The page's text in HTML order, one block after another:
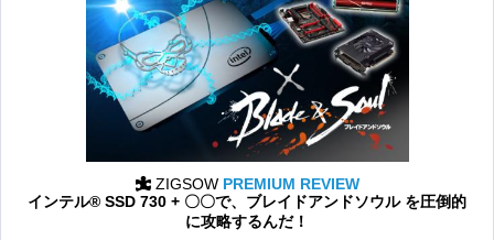
ZIGSOW PREMIUM REVIEW
インテル® SSD 730 + 〇〇で、ブレイドアンドソウル を圧倒的
に攻略するんだ！